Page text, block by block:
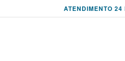
ATENDIMENTO 24